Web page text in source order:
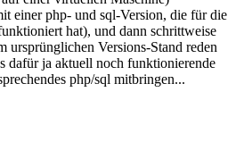
einer php- und sql-Version, die für die
hat), und dann schrittweise
ursprünglichen Versions-Stand reden
dafür ja aktuell noch funktionierende
php/sql mitbringen...